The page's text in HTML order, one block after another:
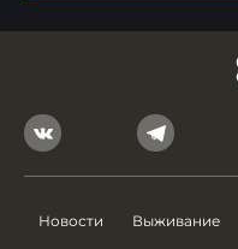
Новости Выживание